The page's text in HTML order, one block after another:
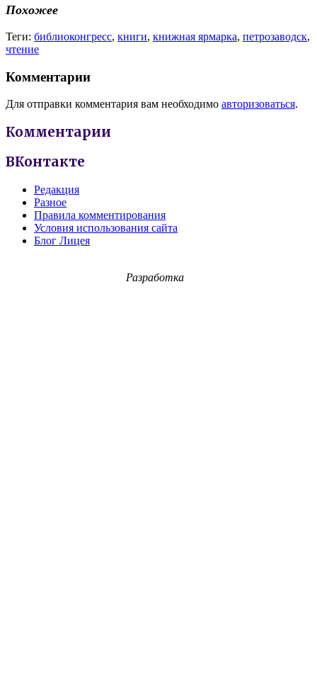
Похожее
Теги: библиоконгресс, книги, книжная ярмарка, петрозаводск,
чтение
Комментарии
Для отправки комментария вам необходимо авторизоваться.
Комментарии
ВКонтакте
Редакция
Разное
Правила комментирования
Условия использования сайта
Блог Лицея
Разработка